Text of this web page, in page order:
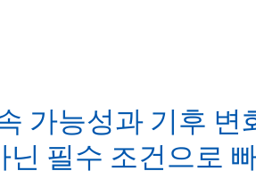
가능성과 기후
닌 필수 조건으로